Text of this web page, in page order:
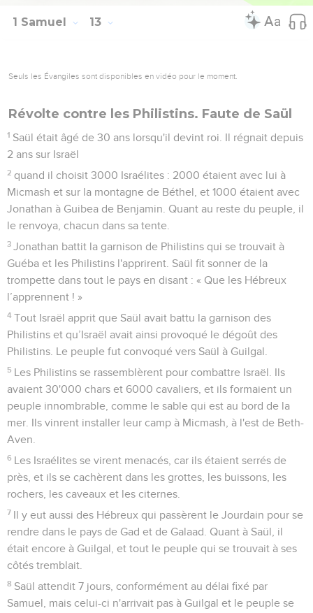
1 Samuel 13
Seuls les Évangiles sont disponibles en vidéo pour le moment.
Révolte contre les Philistins. Faute de Saül
1 Saül était âgé de 30 ans lorsqu'il devint roi. Il régnait depuis
2 ans sur Israël
2 quand il choisit 3000 Israélites : 2000 étaient avec lui à
Micmash et sur la montagne de Béthel, et 1000 étaient avec
Jonathan à Guibea de Benjamin. Quant au reste du peuple, il
le renvoya, chacun dans sa tente.
3 Jonathan battit la garnison de Philistins qui se trouvait à
Guéba et les Philistins l'apprirent. Saül fit sonner de la
trompette dans tout le pays en disant : « Que les Hébreux
l’apprennent ! »
4 Tout Israël apprit que Saül avait battu la garnison des
Philistins et qu’Israël avait ainsi provoqué le dégoût des
Philistins. Le peuple fut convoqué vers Saül à Guilgal.
5 Les Philistins se rassemblèrent pour combattre Israël. Ils
avaient 30'000 chars et 6000 cavaliers, et ils formaient un
peuple innombrable, comme le sable qui est au bord de la
mer. Ils vinrent installer leur camp à Micmash, à l'est de Beth-
Aven.
6 Les Israélites se virent menacés, car ils étaient serrés de
près, et ils se cachèrent dans les grottes, les buissons, les
rochers, les caveaux et les citernes.
7 Il y eut aussi des Hébreux qui passèrent le Jourdain pour se
rendre dans le pays de Gad et de Galaad. Quant à Saül, il
était encore à Guilgal, et tout le peuple qui se trouvait à ses
côtés tremblait.
8 Saül attendit 7 jours, conformément au délai fixé par
Samuel, mais celui-ci n'arrivait pas à Guilgal et le peuple se